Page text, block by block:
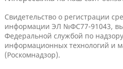
Свидетельство о регистрации
информации ЭЛ №ФС77-91043,
Федеральной службой по
информационных технологий и
(Роскомнадзор).